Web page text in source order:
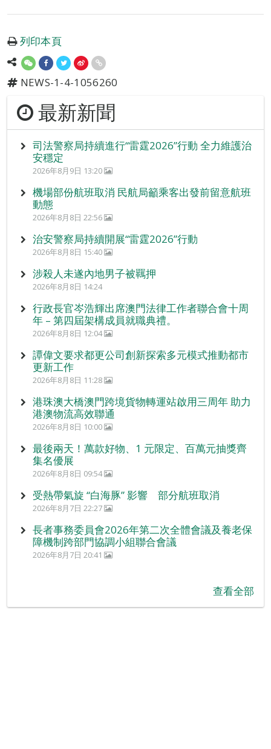
列印本頁
NEWS-1-4-1056260
最新新聞
司法警察局持續進行“雷霆2026”行動 全力維護治
安穩定
2026年8月9日 13:20
機場部份航班取消 民航局籲乘客出發前留意航班
動態
2026年8月8日 22:56
治安警察局持續開展“雷霆2026”行動
2026年8月8日 15:40
涉殺人未遂內地男子被羈押
2026年8月8日 14:24
行政長官岑浩輝出席澳門法律工作者聯合會十周
年 – 第四屆架構成員就職典禮。
2026年8月8日 12:04
譚偉文要求都更公司創新探索多元模式推動都市
更新工作
2026年8月8日 11:28
港珠澳大橋澳門跨境貨物轉運站啟用三周年 助力
港澳物流高效聯通
2026年8月8日 10:00
最後兩天！萬款好物、1 元限定、百萬元抽獎齊
集名優展
2026年8月8日 09:54
受熱帶氣旋 “白海豚” 影響 部分航班取消
2026年8月7日 22:27
長者事務委員會2026年第二次全體會議及養老保
障機制跨部門協調小組聯合會議
2026年8月7日 20:41
查看全部